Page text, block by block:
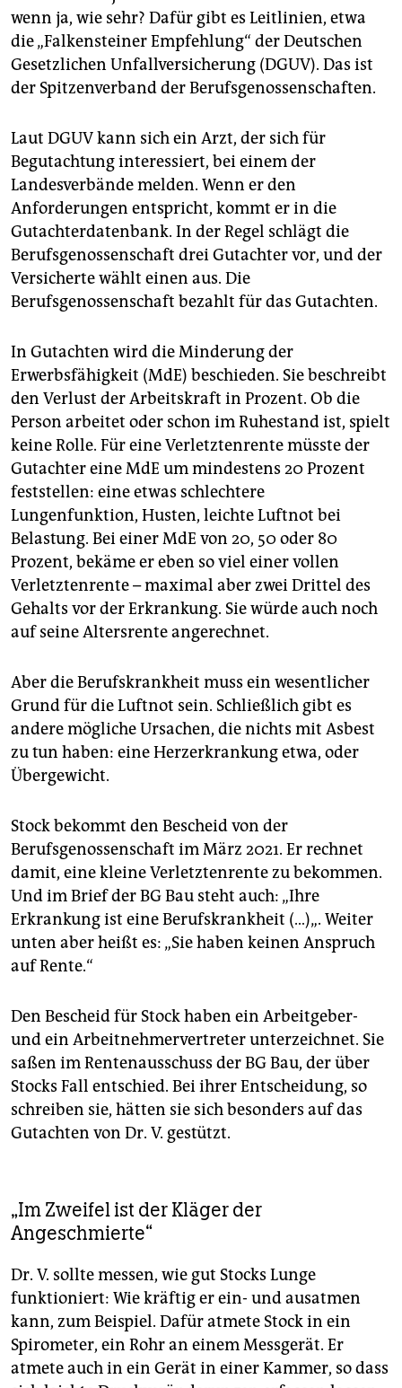
wenn ja, wie sehr? Dafür gibt es Leitlinien, etwa
die „Falkensteiner Empfehlung“ der Deutschen
Gesetzlichen Unfallversicherung (DGUV). Das ist
der Spitzenverband der Berufsgenossenschaften.
Laut DGUV kann sich ein Arzt, der sich für
Begutachtung interessiert, bei einem der
Landesverbände melden. Wenn er den
Anforderungen entspricht, kommt er in die
Gutachterdatenbank. In der Regel schlägt die
Berufsgenossenschaft drei Gutachter vor, und der
Versicherte wählt einen aus. Die
Berufsgenossenschaft bezahlt für das Gutachten.
In Gutachten wird die Minderung der
Erwerbsfähigkeit (MdE) beschieden. Sie beschreibt
den Verlust der Arbeitskraft in Prozent. Ob die
Person arbeitet oder schon im Ruhestand ist, spielt
keine Rolle. Für eine Verletztenrente müsste der
Gutachter eine MdE um mindestens 20 Prozent
feststellen: eine etwas schlechtere
Lungenfunktion, Husten, leichte Luftnot bei
Belastung. Bei einer MdE von 20, 50 oder 80
Prozent, bekäme er eben so viel einer vollen
Verletztenrente – maximal aber zwei Drittel des
Gehalts vor der Erkrankung. Sie würde auch noch
auf seine Altersrente angerechnet.
Aber die Berufskrankheit muss ein wesentlicher
Grund für die Luftnot sein. Schließlich gibt es
andere mögliche Ursachen, die nichts mit Asbest
zu tun haben: eine Herzerkrankung etwa, oder
Übergewicht.
Stock bekommt den Bescheid von der
Berufsgenossenschaft im März 2021. Er rechnet
damit, eine kleine Verletztenrente zu bekommen.
Und im Brief der BG Bau steht auch: „Ihre
Erkrankung ist eine Berufskrankheit (…)„. Weiter
unten aber heißt es: „Sie haben keinen Anspruch
auf Rente.“
Den Bescheid für Stock haben ein Arbeitgeber-
und ein Arbeitnehmervertreter unterzeichnet. Sie
saßen im Rentenausschuss der BG Bau, der über
Stocks Fall entschied. Bei ihrer Entscheidung, so
schreiben sie, hätten sie sich besonders auf das
Gutachten von Dr. V. gestützt.
„Im Zweifel ist der Kläger der
Angeschmierte“
Dr. V. sollte messen, wie gut Stocks Lunge
funktioniert: Wie kräftig er ein- und ausatmen
kann, zum Beispiel. Dafür atmete Stock in ein
Spirometer, ein Rohr an einem Messgerät. Er
atmete auch in ein Gerät in einer Kammer, so dass